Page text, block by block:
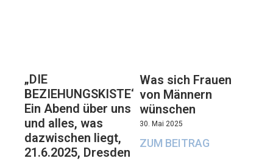
„DIE
BEZIEHUNGSKISTE“:
Ein Abend über uns
und alles, was
dazwischen liegt,
21.6.2025, Dresden
Was sich Frauen
von Männern
wünschen
30. Mai 2025
ZUM BEITRAG